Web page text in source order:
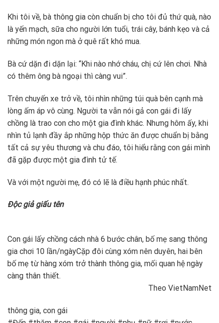
Khi tôi về, bà thông gia còn chuẩn bị cho tôi đủ thứ quà, nào
là yến mạch, sữa cho người lớn tuổi, trái cây, bánh kẹo và cả
những món ngon mà ở quê rất khó mua.
Bà cứ dặn đi dặn lại: “Khi nào nhớ cháu, chị cứ lên chơi. Nhà
có thêm ông bà ngoại thì càng vui”.
Trên chuyến xe trở về, tôi nhìn những túi quà bên cạnh mà
lòng ấm áp vô cùng. Người ta vẫn nói gả con gái đi lấy
chồng là trao con cho một gia đình khác. Nhưng hôm ấy, khi
nhìn tủ lạnh đầy ắp những hộp thức ăn được chuẩn bị bằng
tất cả sự yêu thương và chu đáo, tôi hiểu rằng con gái mình
đã gặp được một gia đình tử tế.
Và với một người mẹ, đó có lẽ là điều hạnh phúc nhất.
Độc giả giấu tên
Con gái lấy chồng cách nhà 6 bước chân, bố mẹ sang thông
gia chơi 10 lần/ngàyCặp đôi cùng xóm nên duyên, hai bên
bố mẹ từ hàng xóm trở thành thông gia, mối quan hệ ngày
càng thân thiết.
Theo VietNamNet
thông gia, con gái